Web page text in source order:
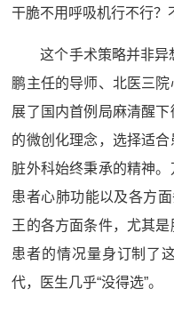
干脆不用呼吸机行不行？
这个手术策略并非
鹏主任的导师、北医三
展了国内首例局麻清醒
的微创化理念，选择适
脏外科始终秉承的精神。
患者心肺功能以及各方
王的各方面条件，尤其
患者的情况量身订制了
代，医生几乎“没得选”。